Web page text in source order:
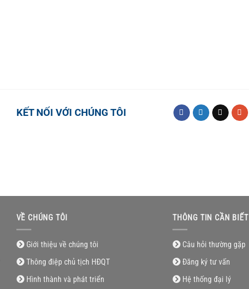
KẾT NỐI VỚI CHÚNG TÔI
VỀ CHÚNG TÔI
Giới thiệu về chúng tôi
Thông điệp chủ tịch HĐQT
Hình thành và phát triển
THÔNG TIN CẦN BIẾT
Câu hỏi thường gặp
Đăng ký tư vấn
Hệ thống đại lý